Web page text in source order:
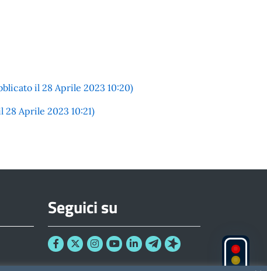
il 28 Aprile 2023 10:20)
Aprile 2023 10:21)
Seguici su